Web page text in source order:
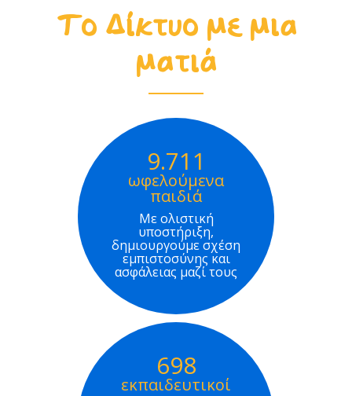
Το Δίκτυο με μια
ματιά
9.711
ωφελούμενα
παιδιά
Με ολιστική
υποστήριξη,
δημιουργούμε σχέση
εμπιστοσύνης και
ασφάλειας μαζί τους
698
εκπαιδευτικοί